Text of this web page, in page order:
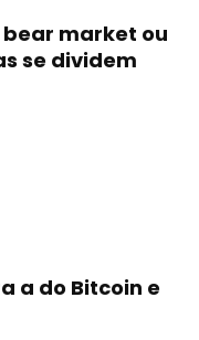
market ou
se dividem
a do Bitcoin e